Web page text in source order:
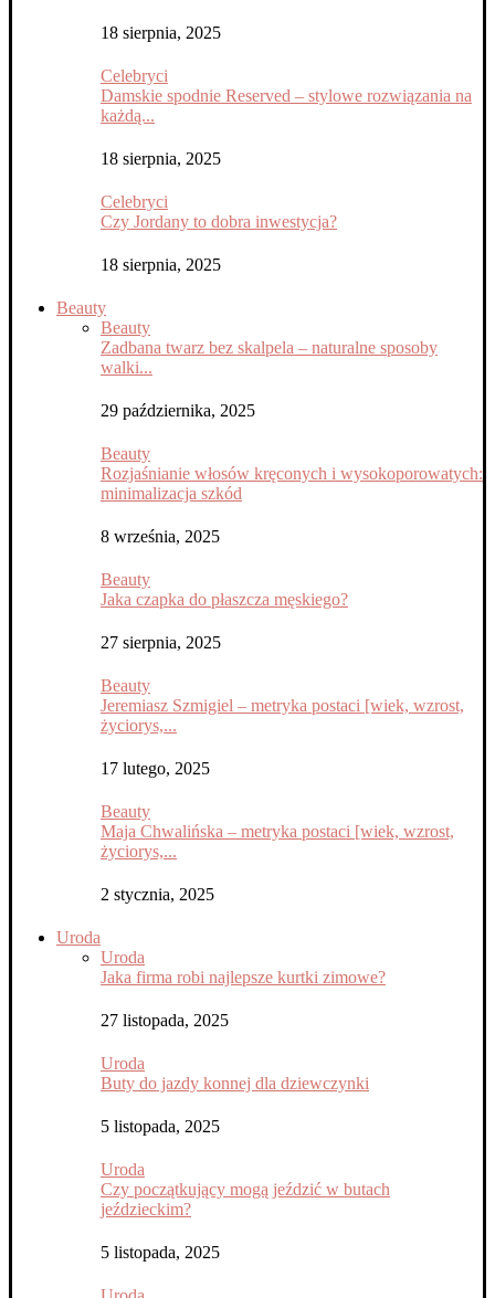
18 sierpnia, 2025
Celebryci
Damskie spodnie Reserved – stylowe rozwiązania na
każdą...
18 sierpnia, 2025
Celebryci
Czy Jordany to dobra inwestycja?
18 sierpnia, 2025
Beauty
Beauty
Zadbana twarz bez skalpela – naturalne sposoby
walki...
29 października, 2025
Beauty
Rozjaśnianie włosów kręconych i wysokoporowatych:
minimalizacja szkód
8 września, 2025
Beauty
Jaka czapka do płaszcza męskiego?
27 sierpnia, 2025
Beauty
Jeremiasz Szmigiel – metryka postaci [wiek, wzrost,
życiorys,...
17 lutego, 2025
Beauty
Maja Chwalińska – metryka postaci [wiek, wzrost,
życiorys,...
2 stycznia, 2025
Uroda
Uroda
Jaka firma robi najlepsze kurtki zimowe?
27 listopada, 2025
Uroda
Buty do jazdy konnej dla dziewczynki
5 listopada, 2025
Uroda
Czy początkujący mogą jeździć w butach
jeździeckim?
5 listopada, 2025